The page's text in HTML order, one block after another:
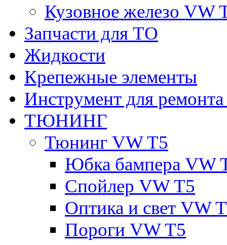
Кузовное железо VW
Запчасти для ТО
Жидкости
Крепежные элементы
Инструмент для
ТЮНИНГ
Тюнинг VW T5
Юбка бампера VW
Спойлер VW T5
Оптика и свет VW
Пороги VW T5